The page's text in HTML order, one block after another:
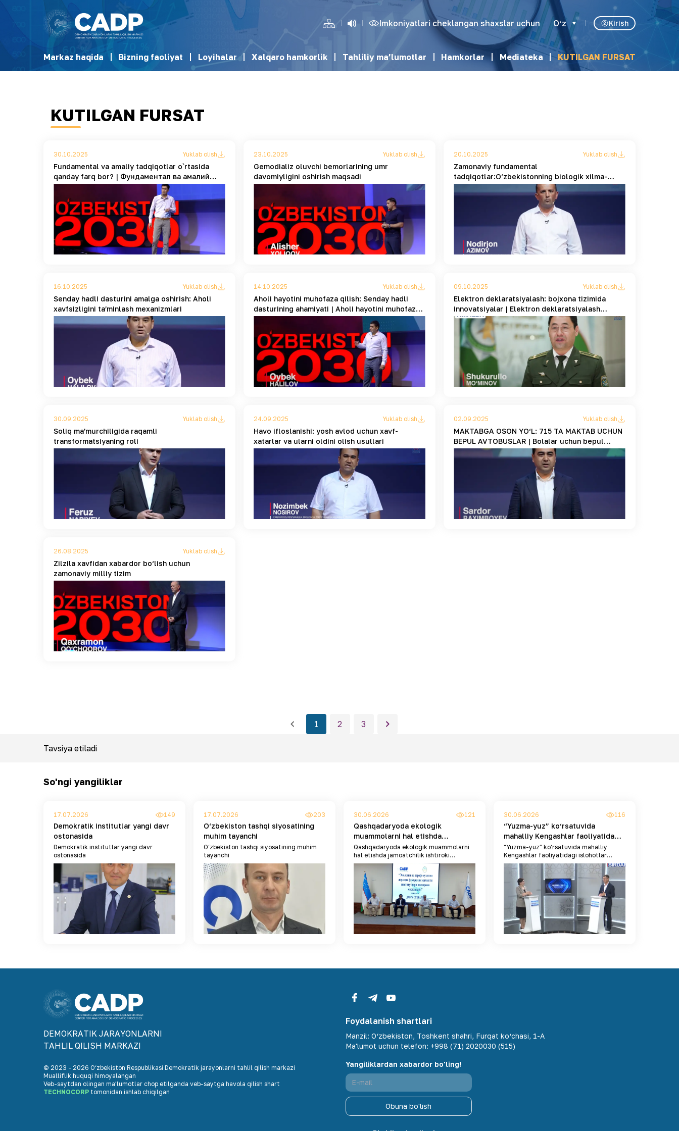
Imkoniyatlari cheklangan shaxslar uchun Oʻz Kirish
Markaz haqida Bizning faoliyat Loyihalar Xalqaro hamkorlik Tahliliy ma’lumotlar Hamkorlar Mediateka KUTILGAN FURSAT
KUTILGAN FURSAT
30.10.2025 Yuklab olish
Fundamental va amaliy tadqiqotlar o`rtasida
qanday farq bor? | Фундаментал ва амалий
тадқиқотлар
23.10.2025 Yuklab olish
Gemodializ oluvchi bemorlarining umr
davomiyligini oshirish maqsadi
20.10.2025 Yuklab olish
Zamonaviy fundamental
tadqiqotlar:O‘zbekistonning biologik xilma-
xilligini saqlash va rivojlantirish
16.10.2025 Yuklab olish
Senday hadli dasturini amalga oshirish: Aholi
xavfsizligini taʼminlash mexanizmlari
14.10.2025 Yuklab olish
Aholi hayotini muhofaza qilish: Senday hadli
dasturining ahamiyati | Aholi hayotini muhofaza
qilish
09.10.2025 Yuklab olish
Elektron deklaratsiyalash: bojxona tizimida
innovatsiyalar | Elektron deklaratsiyalash
afzalliklari
30.09.2025 Yuklab olish
Soliq maʼmurchiligida raqamli
transformatsiyaning roli
24.09.2025 Yuklab olish
Havo ifloslanishi: yosh avlod uchun xavf-
xatarlar va ularni oldini olish usullari
02.09.2025 Yuklab olish
MAKTABGA OSON YO‘L: 715 TA MAKTAB UCHUN
BEPUL AVTOBUSLAR | Bolalar uchun bepul
avtobuslar
26.08.2025 Yuklab olish
Zilzila xavfidan xabardor bo‘lish uchun
zamonaviy milliy tizim
1 2 3
Tavsiya etiladi
So'ngi yangiliklar
17.07.2026 149
Demokratik institutlar yangi davr
ostonasida
Demokratik institutlar yangi davr
ostonasida
17.07.2026 203
O‘zbekiston tashqi siyosatining
muhim tayanchi
O‘zbekiston tashqi siyosatining muhim
tayanchi
30.06.2026 121
Qashqadaryoda ekologik
muammolarni hal etishda
jamoatchilik ishtiroki muhokama
qilindi
Qashqadaryoda ekologik muammolarni
hal etishda jamoatchilik ishtiroki
muhokama qilindi
30.06.2026 116
“Yuzma-yuz” ko‘rsatuvida
mahalliy Kengashlar faoliyatidagi
islohotlar muhokama qilindi
“Yuzma-yuz” ko‘rsatuvida mahalliy
Kengashlar faoliyatidagi islohotlar
muhokama qilindi
DEMOKRАTIK JАRАYONLАRNI
TАHLIL QILISH MАRKАZI
© 2023 - 2026 O‘zbekiston Respublikasi Demokratik jarayonlarni tahlil qilish markazi
Mualliflik huquqi himoyalangan
Veb-saytdan olingan maʼlumotlar chop etilganda veb-saytga havola qilish shart
TECHNOCORP tomonidan ishlab chiqilgan
Foydalanish shartlari
Manzil: O‘zbekiston, Toshkent shahri, Furqat ko‘chasi, 1-A
Ma'lumot uchun telefon: +998 (71) 2020030 (515)
Yangiliklardan xabardor bo'ling!
Obuna bo'lish